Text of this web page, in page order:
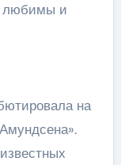
любимы и
на